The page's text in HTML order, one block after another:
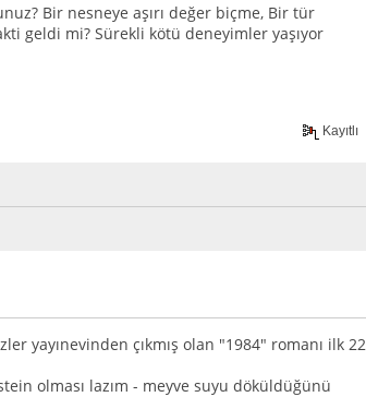
Bir nesneye aşırı değer biçme, Bir tür
geldi mi? Sürekli kötü deneyimler yaşıyor
Kayıtlı
yayınevinden çıkmış olan "1984" romanı ilk 22
olması lazım - meyve suyu döküldüğünü